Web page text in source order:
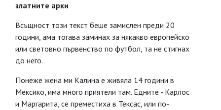
златните арки
Всъщност този текст беше замислен преди 20
години, ама тогава заминах за някакво европейско
или световно първенство по футбол, та не стигнах
до него.
Понеже жена ми Калина е живяла 14 години в
Мексико, има много приятели там. Едните - Карлос
и Маргарита, се преместиха в Тексас, или по-